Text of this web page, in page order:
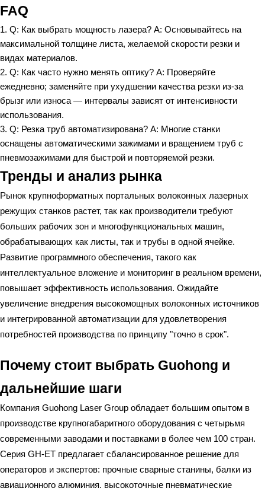
FAQ
Q: Как выбрать мощность лазера? A: Основывайтесь на
максимальной толщине листа, желаемой скорости резки и
видах материалов.
Q: Как часто нужно менять оптику? A: Проверяйте
ежедневно; заменяйте при ухудшении качества резки из-за
брызг или износа — интервалы зависят от интенсивности
использования.
Q: Резка труб автоматизирована? A: Многие станки
оснащены автоматическими зажимами и вращением труб с
пневмозажимами для быстрой и повторяемой резки.
Тренды и анализ рынка
Рынок крупноформатных портальных волоконных лазерных
режущих станков растет, так как производители требуют
больших рабочих зон и многофункциональных машин,
обрабатывающих как листы, так и трубы в одной ячейке.
Развитие программного обеспечения, такого как
интеллектуальное вложение и мониторинг в реальном времени,
повышает эффективность использования. Ожидайте
увеличение внедрения высокомощных волоконных источников
и интегрированной автоматизации для удовлетворения
потребностей производства по принципу "точно в срок".
Почему стоит выбрать Guohong и
дальнейшие шаги
Компания Guohong Laser Group обладает большим опытом в
производстве крупногабаритного оборудования с четырьмя
современными заводами и поставками в более чем 100 стран.
Серия GH-ET предлагает сбалансированное решение для
операторов и экспертов: прочные сварные станины, балки из
авиационного алюминия, высокоточные пневматические